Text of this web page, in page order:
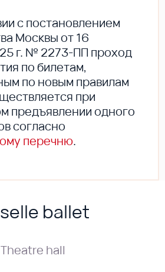
с постановлением
Москвы от 16
г. № 2273-ПП проход
по билетам,
по новым правилам
при
предъявлении одного
согласно
перечню.
ballet
Theatre hall